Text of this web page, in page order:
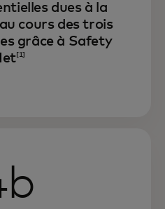
dues à la
cours des trois
grâce à Safety
[1]